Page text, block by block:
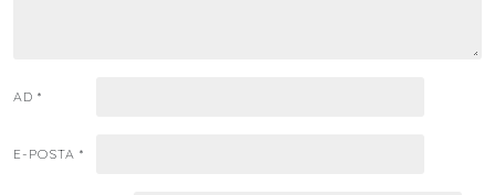
AD *
E-POSTA *